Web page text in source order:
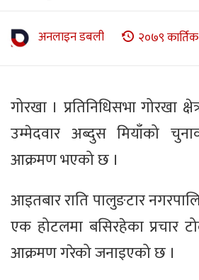
अनलाइन डबली २०७९
गोरखा । प्रतिनिधिसभा गोरखा
उम्मेदवार अब्दुस मियाँको
आक्रमण भएको छ ।
आइतबार राति पालुङटार
एक होटलमा बसिरहेका प्रचार
आक्रमण गरेको जनाइएको छ ।